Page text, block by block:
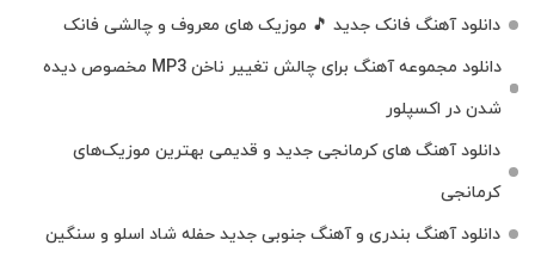
دانلود آهنگ فانک جدید 🎵 موزیک‌ های معروف و چالشی فانک
دانلود مجموعه آهنگ برای چالش تغییر ناخن MP3 مخصوص دیده
شدن در اکسپلور
دانلود آهنگ‌ های کرمانجی جدید و قدیمی بهترین موزیک‌های
کرمانجی
دانلود آهنگ بندری و آهنگ جنوبی جدید حفله شاد اسلو و سنگین